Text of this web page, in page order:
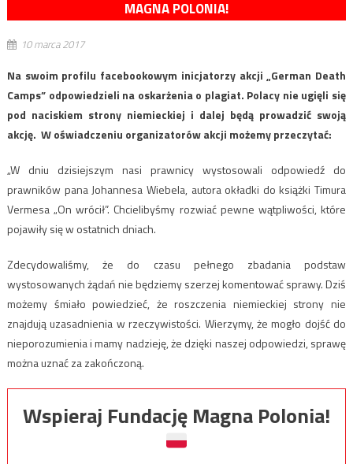
MAGNA POLONIA!
10 marca 2017
Na swoim profilu facebookowym inicjatorzy akcji „German Death
Camps” odpowiedzieli na oskarżenia o plagiat. Polacy nie ugięli się
pod naciskiem strony niemieckiej i dalej będą prowadzić swoją
akcję. W oświadczeniu organizatorów akcji możemy przeczytać:
„W dniu dzisiejszym nasi prawnicy wystosowali odpowiedź do
prawników pana Johannesa Wiebela, autora okładki do książki Timura
Vermesa „On wrócił”. Chcielibyśmy rozwiać pewne wątpliwości, które
pojawiły się w ostatnich dniach.
Zdecydowaliśmy, że do czasu pełnego zbadania podstaw
wystosowanych żądań nie będziemy szerzej komentować sprawy. Dziś
możemy śmiało powiedzieć, że roszczenia niemieckiej strony nie
znajdują uzasadnienia w rzeczywistości. Wierzymy, że mogło dojść do
nieporozumienia i mamy nadzieję, że dzięki naszej odpowiedzi, sprawę
można uznać za zakończoną.
Wspieraj Fundację Magna Polonia!